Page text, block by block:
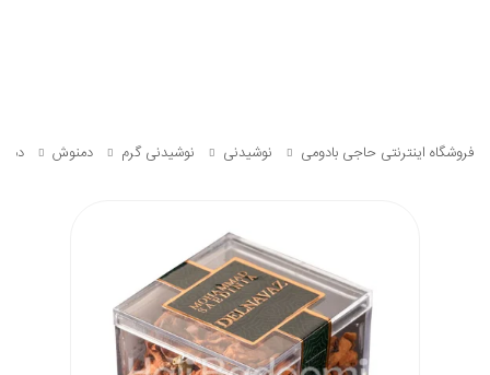
فروشگاه اینترنتی حاجی بادومی نوشیدنی نوشیدنی گرم دمنوش